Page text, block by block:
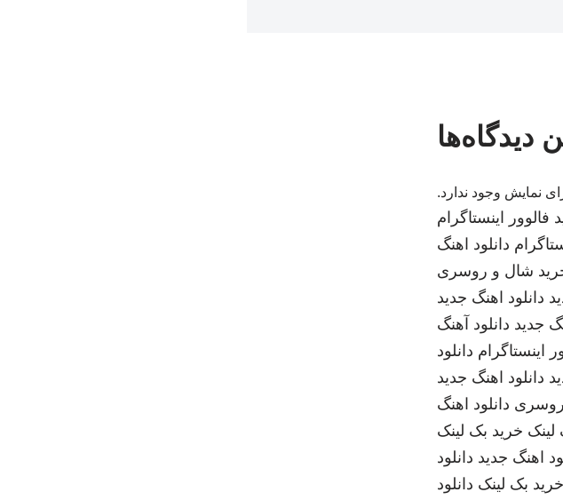
دیدگاه‌ها
نمایش وجود ندارد.
فالوور اینستاگرام
دانلود اهنگ
شال و روسری
دانلود اهنگ جدید
جدید دانلود آهنگ
اینستاگرام دانلود
دانلود اهنگ جدید
دانلود اهنگ
لینک خرید بک لینک
اهنگ جدید دانلود
خرید بک لینک دانلود